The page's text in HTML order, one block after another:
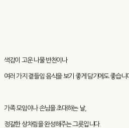
색감이 고운 나물 반찬이나
여러 가지 곁들임 음식을 보기 좋게 담기에도 좋습니
가족 모임이나 손님을 초대하는 날,
정갈한 상차림을 완성해주는 그릇입니다.